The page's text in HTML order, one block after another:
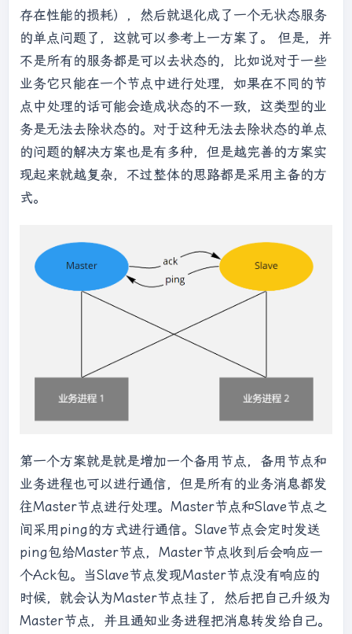
存在性能的损耗），然后就退化成了一个无状态服务
的单点问题了，这就可以参考上一方案了。 但是，并
不是所有的服务都是可以去状态的，比如说对于一些
业务它只能在一个节点中进行处理，如果在不同的节
点中处理的话可能会造成状态的不一致，这类型的业
务是无法去除状态的。对于这种无法去除状态的单点
的问题的解决方案也是有多种，但是越完善的方案实
现起来就越复杂，不过整体的思路都是采用主备的方
式。
第一个方案就是就是增加一个备用节点，备用节点和
业务进程也可以进行通信，但是所有的业务消息都发
往Master节点进行处理。Master节点和Slave节点之
间采用ping的方式进行通信。Slave节点会定时发送
ping包给Master节点，Master节点收到后会响应一
个Ack包。当Slave节点发现Master节点没有响应的
时候，就会认为Master节点挂了，然后把自己升级为
Master节点，并且通知业务进程把消息转发给自己。